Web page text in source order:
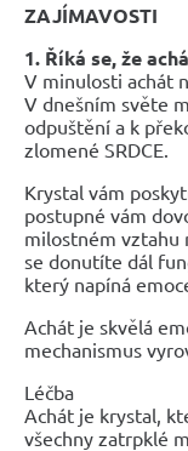
ZAJÍMAVOSTI
1. Říká se, že
V minulosti achát
V dnešním světe
odpuštění a k
zlomené SRDCE.
Krystal vám
postupné vám
milostném vztahu
se donutíte dál
který napíná
Achát je skvělá
mechanismus
Léčba
Achát je krystal,
všechny zatrpklé